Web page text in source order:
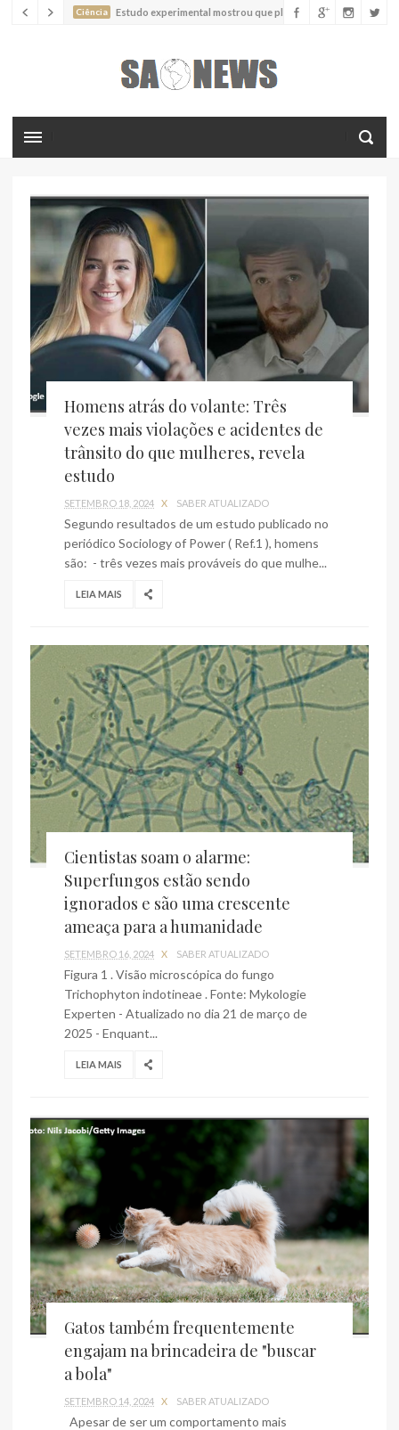
absorver nutrientes através da poeira atmosférica
ter alcançado até 19 metros de comprimento
Batimentos cardíacos promovem supressão do
crescimento de cânceres no coração de mamíferos, aponta estudo
Estudo reportou o que parece ser a primeira "formiga
armadilha de teia para capturar formigas
Homens atrás do volante: Três
vezes mais violações e acidentes de
trânsito do que mulheres, revela
estudo
SETEMBRO 18, 2024 X SABER ATUALIZADO
Segundo resultados de um estudo publicado no
periódico Sociology of Power ( Ref.1 ), homens
são: - três vezes mais prováveis do que mulhe...
LEIA MAIS
Cientistas soam o alarme:
Superfungos estão sendo
ignorados e são uma crescente
ameaça para a humanidade
SETEMBRO 16, 2024 X SABER ATUALIZADO
Figura 1 . Visão microscópica do fungo
Trichophyton indotineae . Fonte: Mykologie
Experten - Atualizado no dia 21 de março de
2025 - Enquant...
LEIA MAIS
Gatos também frequentemente
engajam na brincadeira de "buscar
a bola"
SETEMBRO 14, 2024 X SABER ATUALIZADO
Apesar de ser um comportamento mais